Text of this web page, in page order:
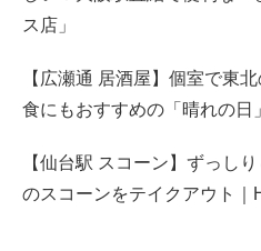
ス店」
【広瀬通 居酒屋】個室で東
食にもおすすめの「晴れの日」
【仙台駅 スコーン】ずっし
のスコーンをテイクアウト｜